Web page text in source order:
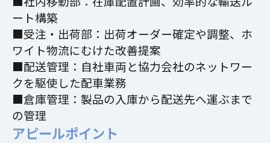
ート構築
■受注・出荷部：出荷オーダー確定や調整、ホ
ワイト物流にむけた改善提案
■配送管理：自社車両と協力会社のネットワー
クを駆使した配車業務
■倉庫管理：製品の入庫から配送先へ運ぶまで
の管理
アピールポイント